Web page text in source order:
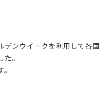
デンウイークを利用して各国
た。